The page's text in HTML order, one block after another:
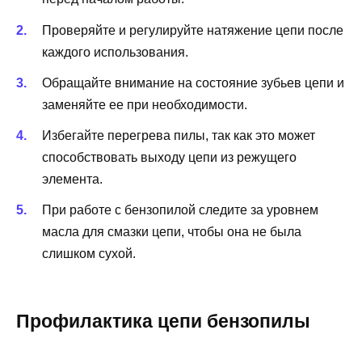
Проверяйте и регулируйте натяжение цепи после
каждого использования.
Обращайте внимание на состояние зубьев цепи и
заменяйте ее при необходимости.
Избегайте перегрева пилы, так как это может
способствовать выходу цепи из режущего
элемента.
При работе с бензопилой следите за уровнем
масла для смазки цепи, чтобы она не была
слишком сухой.
Профилактика цепи бензопилы